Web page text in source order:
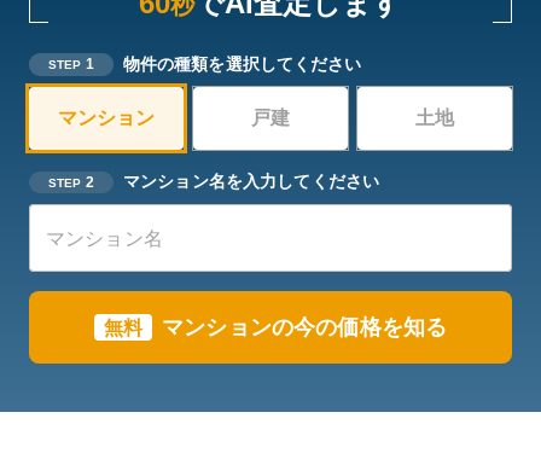
STEP 1 物件の種類を選択してください
マンション 戸建 土地
STEP 2 マンション名を入力してください
無料 マンションの今の価格を知る